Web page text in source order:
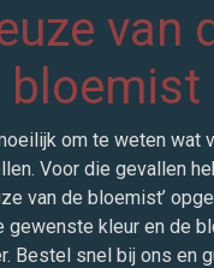
van
bloemist
om te weten wat
Voor die gevallen
van de bloemist’
gewenste kleur en de
Bestel snel bij ons en